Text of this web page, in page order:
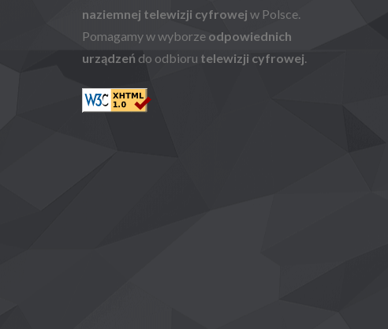
naziemnej telewizji cyfrowej w Polsce.
Pomagamy w wyborze odpowiednich
urządzeń do odbioru telewizji cyfrowej.